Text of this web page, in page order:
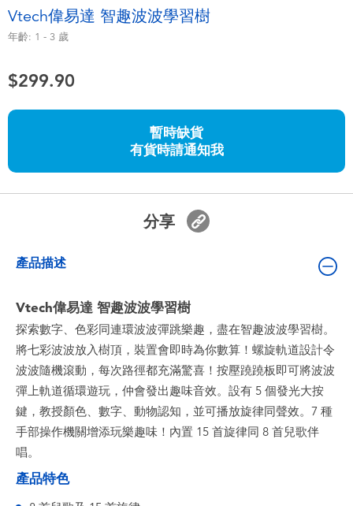
毛毛公仔玩具
夏日用品
任天堂 Switch
盲盒
人氣角色
生活精品
Vtech偉易達 智趣波波學習樹
年齡: 1 - 3 歲
$299.90
暫時缺貨
有貨時請通知我
分享
產品描述
Vtech偉易達 智趣波波學習樹
探索數字、色彩同連環波波彈跳樂趣，盡在智趣波波學習樹。
將七彩波波放入樹頂，裝置會即時為你數算！螺旋軌道設計令
波波隨機滾動，每次路徑都充滿驚喜！按壓蹺蹺板即可將波波
彈上軌道循環遊玩，仲會發出趣味音效。設有 5 個發光大按
鍵，教授顏色、數字、動物認知，並可播放旋律同聲效。7 種
手部操作機關增添玩樂趣味！內置 15 首旋律同 8 首兒歌伴
唱。
產品特色